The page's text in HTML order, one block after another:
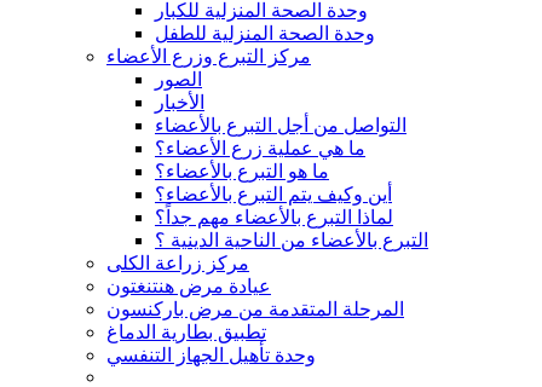
وحدة الصحة المنزلية للكبار
وحدة الصحة المنزلية للطفل
مركز التبرع وزرع الأعضاء
الصور
الأخبار
التواصل من أجل التبرع بالأعضاء
ما هي عملية زرع الأعضاء؟
ما هو التبرع بالأعضاء؟
أين وكيف يتم التبرع بالأعضاء؟
لماذا التبرع بالأعضاء مهم جداً؟
التبرع بالأعضاء من الناحية الدينية ؟
مركز زراعة الكلى
عيادة مرض هنتنغتون
المرحلة المتقدمة من مرض باركنسون
تطبيق بطارية الدماغ
وحدة تأهيل الجهاز التنفسي